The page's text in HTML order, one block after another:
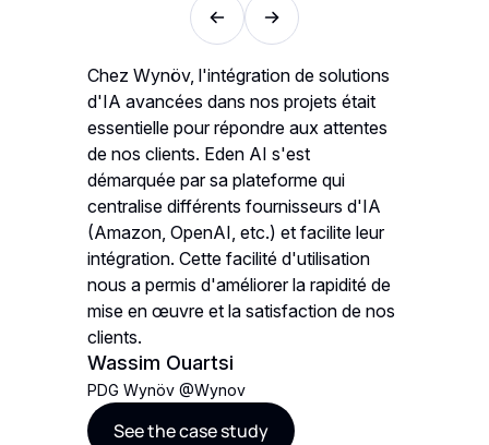
Chez Wynöv, l'intégration de solutions
d'IA avancées dans nos projets était
essentielle pour répondre aux attentes
de nos clients. Eden AI s'est
démarquée par sa plateforme qui
centralise différents fournisseurs d'IA
(Amazon, OpenAI, etc.) et facilite leur
intégration. Cette facilité d'utilisation
nous a permis d'améliorer la rapidité de
mise en œuvre et la satisfaction de nos
clients.
Wassim Ouartsi
PDG Wynöv @Wynov
See the case study